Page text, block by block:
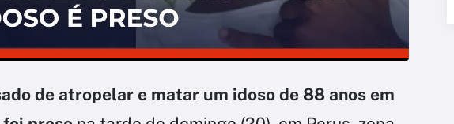
de atropelar e matar um idoso de 88 anos em